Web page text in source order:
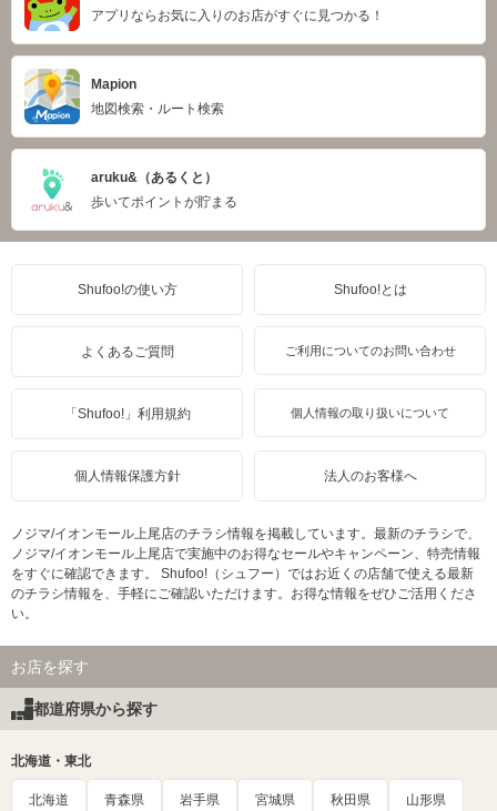
アプリならお気に入りのお店がすぐに見つかる！
Mapion
地図検索・ルート検索
aruku&（あるくと）
歩いてポイントが貯まる
Shufoo!の使い方 Shufoo!とは
よくあるご質問 ご利用についてのお問い合わせ
「Shufoo!」利用規約 個人情報の取り扱いについて
個人情報保護方針 法人のお客様へ
ノジマ/イオンモール上尾店のチラシ情報を掲載しています。最新のチラシで、
ノジマ/イオンモール上尾店で実施中のお得なセールやキャンペーン、特売情報
をすぐに確認できます。 Shufoo!（シュフー）ではお近くの店舗で使える最新
のチラシ情報を、手軽にご確認いただけます。お得な情報をぜひご活用くださ
い。
お店を探す
都道府県から探す
北海道・東北
北海道 青森県 岩手県 宮城県 秋田県 山形県